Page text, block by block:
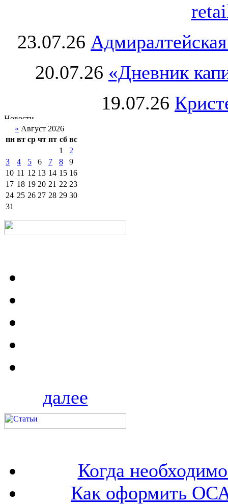
23.07.26
20.07.26 «Дневник
19.07.26
« Август 2026
пн вт ср чт пт сб вс
1
2
3
4 5 6 7 8
9
10 11 12 13 14 15 16
17 18 19 20 21 22 23
24 25 26 27 28 29 30
31
далее
Когда
Как оформить